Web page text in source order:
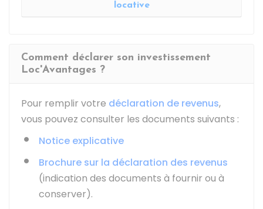
locative
Comment déclarer son investissement
Loc'Avantages ?
Pour remplir votre déclaration de revenus,
vous pouvez consulter les documents suivants :
Notice explicative
Brochure sur la déclaration des revenus
(indication des documents à fournir ou à
conserver).